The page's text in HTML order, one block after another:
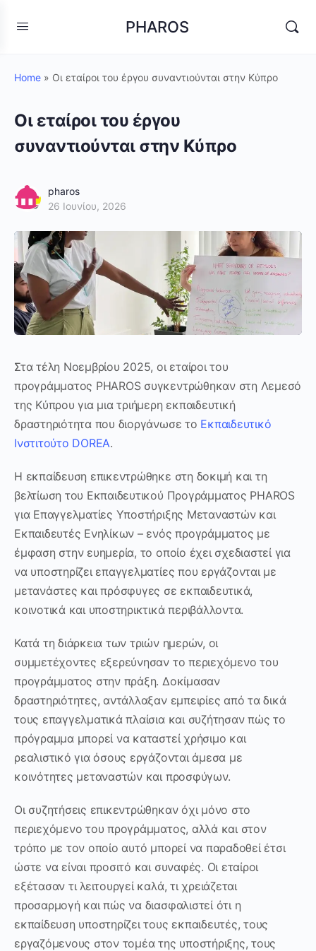
PHAROS
Home » Οι εταίροι του έργου συναντιούνται στην Κύπρο
Οι εταίροι του έργου
συναντιούνται στην Κύπρο
pharos
26 Ιουνίου, 2026
Στα τέλη Νοεμβρίου 2025, οι εταίροι του
προγράμματος PHAROS συγκεντρώθηκαν στη Λεμεσό
της Κύπρου για μια τριήμερη εκπαιδευτική
δραστηριότητα που διοργάνωσε το Εκπαιδευτικό
Ινστιτούτο DOREA.
Η εκπαίδευση επικεντρώθηκε στη δοκιμή και τη
βελτίωση του Εκπαιδευτικού Προγράμματος PHAROS
για Επαγγελματίες Υποστήριξης Μεταναστών και
Εκπαιδευτές Ενηλίκων – ενός προγράμματος με
έμφαση στην ευημερία, το οποίο έχει σχεδιαστεί για
να υποστηρίζει επαγγελματίες που εργάζονται με
μετανάστες και πρόσφυγες σε εκπαιδευτικά,
κοινοτικά και υποστηρικτικά περιβάλλοντα.
Κατά τη διάρκεια των τριών ημερών, οι
συμμετέχοντες εξερεύνησαν το περιεχόμενο του
προγράμματος στην πράξη. Δοκίμασαν
δραστηριότητες, αντάλλαξαν εμπειρίες από τα δικά
τους επαγγελματικά πλαίσια και συζήτησαν πώς το
πρόγραμμα μπορεί να καταστεί χρήσιμο και
ρεαλιστικό για όσους εργάζονται άμεσα με
κοινότητες μεταναστών και προσφύγων.
Οι συζητήσεις επικεντρώθηκαν όχι μόνο στο
περιεχόμενο του προγράμματος, αλλά και στον
τρόπο με τον οποίο αυτό μπορεί να παραδοθεί έτσι
ώστε να είναι προσιτό και συναφές. Οι εταίροι
εξέτασαν τι λειτουργεί καλά, τι χρειάζεται
προσαρμογή και πώς να διασφαλιστεί ότι η
εκπαίδευση υποστηρίζει τους εκπαιδευτές, τους
εργαζόμενους στον τομέα της υποστήριξης, τους